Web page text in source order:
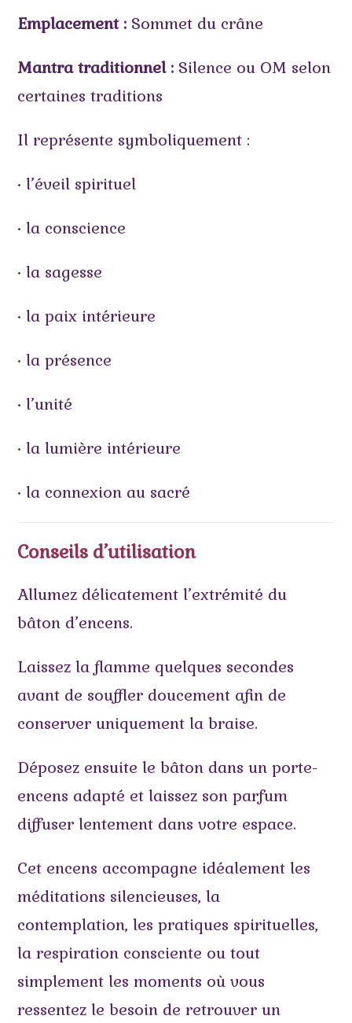
Emplacement : Sommet du crâne
Mantra traditionnel : Silence ou OM selon
certaines traditions
Il représente symboliquement :
• l’éveil spirituel
• la conscience
• la sagesse
• la paix intérieure
• la présence
• l’unité
• la lumière intérieure
• la connexion au sacré
Conseils d’utilisation
Allumez délicatement l’extrémité du
bâton d’encens.
Laissez la flamme quelques secondes
avant de souffler doucement afin de
conserver uniquement la braise.
Déposez ensuite le bâton dans un porte-
encens adapté et laissez son parfum
diffuser lentement dans votre espace.
Cet encens accompagne idéalement les
méditations silencieuses, la
contemplation, les pratiques spirituelles,
la respiration consciente ou tout
simplement les moments où vous
ressentez le besoin de retrouver un